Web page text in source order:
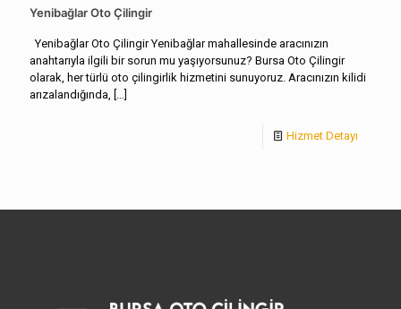
Yenibağlar Oto Çilingir
Yenibağlar Oto Çilingir Yenibağlar mahallesinde aracınızın
anahtarıyla ilgili bir sorun mu yaşıyorsunuz? Bursa Oto Çilingir
olarak, her türlü oto çilingirlik hizmetini sunuyoruz. Aracınızın kilidi
arızalandığında, […]
Hizmet Detayı